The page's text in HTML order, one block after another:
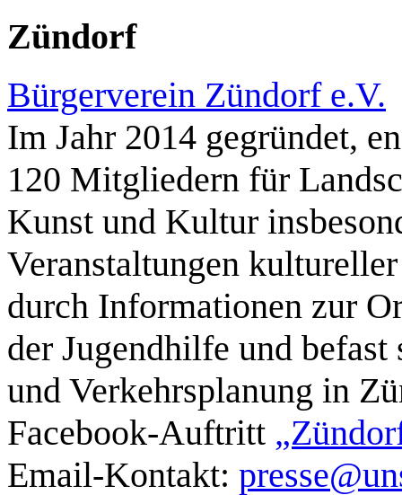
Zündorf
Bürgerverein Zündorf e.V.
Im Jahr 2014 gegründet,
120 Mitgliedern für
Kunst und Kultur
Veranstaltungen
durch Informationen zur
der Jugendhilfe und
und Verkehrsplanung in
Facebook-Auftritt
Email-Kontakt: